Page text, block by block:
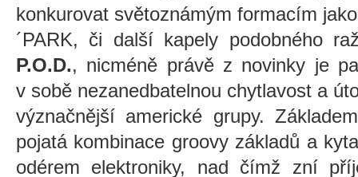
konkurovat světoznámým formacím
´PARK, či další kapely podobného
P.O.D., nicméně právě z novinky je
v sobě nezanedbatelnou chytlavost a
význačnější americké grupy.
pojatá kombinace groovy základů a
odérem elektroniky, nad čímž zní